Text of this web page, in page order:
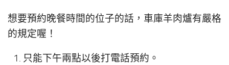
想要預約晚餐時間的位子的話，車庫羊肉爐有嚴格
的規定喔！
只能下午兩點以後打電話預約。